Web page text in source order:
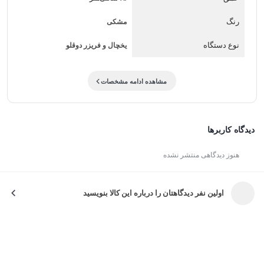
شده ظاهری لوکس و هماهنگ با آشپزخانه‌های مدرن داشته باشد.
رنگ مشکی
نوع دستگاه یخچال و فریزر دوقلو
مشاهده ادامه مشخصات
دیدگاه کاربرها
هنوز دیدگاهی منتشر نشده
اولین نفر دیدگاهتان را درباره این کالا بنویسید